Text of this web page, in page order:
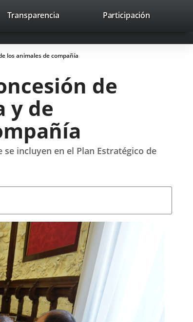
Enlace
una
aplicación
Enlace
una
aplicación
Enlace
una
aplicación
Recherche
Transparencia Participación
los animales de compañía
de
y de
se incluyen en el Plan Estratégico de